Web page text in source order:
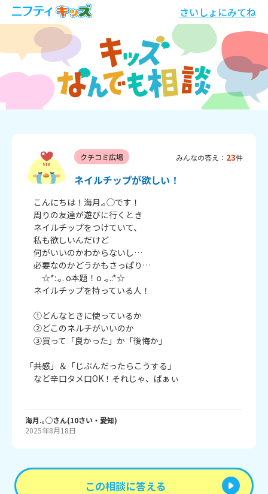
さいしょにみてね
クチコミ広場 みんなの答え： 23件
ネイルチップが欲しい！
こんにちは！海月.｡◯です！
周りの友達が遊びに行くとき
ネイルチップをつけていて、
私も欲しいんだけど
何がいいのかわからないし…
必要なのかどうかもさっぱり…
☆*:.｡. o本題！o .｡.:*☆
ネイルチップを持っている人！
①どんなときに使っているか
②どこのネルチがいいのか
③買って「良かった」か「後悔か」
「共感」＆「じぶんだったらこうする」
など辛口タメ口OK！それじゃ、ばぁぃ
海月.｡◯さん(10さい・ 愛知)
2025年8月18日
この相談に答える